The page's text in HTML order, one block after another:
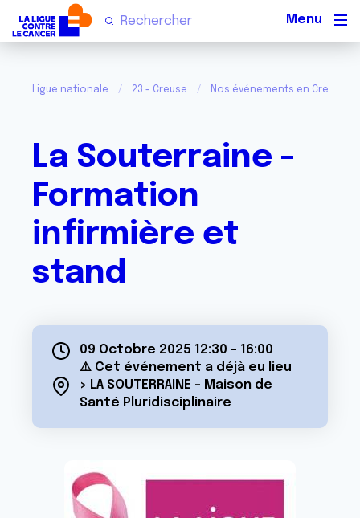
Ligue nationale 23 - Creuse Nos événements en Creuse
La Souterraine -
Formation
infirmière et
stand
09 Octobre 2025 12:30 - 16:00
⚠️ Cet événement a déjà eu lieu
> LA SOUTERRAINE - Maison de
Santé Pluridisciplinaire